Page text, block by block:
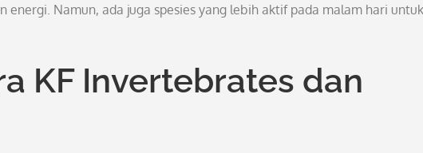
energi. Namun, ada juga spesies yang lebih aktif pada malam hari untuk
KF Invertebrates dan